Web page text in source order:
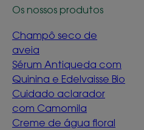
Os nossos produtos
Champô seco de
aveia
Sérum Antiqueda com
Quinina e Edelvaisse Bio
Cuidado aclarador
com Camomila
Creme de água floral